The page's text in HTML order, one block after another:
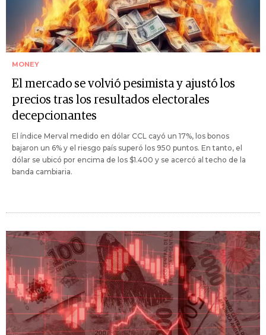
MONEY
El mercado se volvió pesimista y ajustó los
precios tras los resultados electorales
decepcionantes
El índice Merval medido en dólar CCL cayó un 17%, los bonos
bajaron un 6% y el riesgo país superó los 950 puntos. En tanto, el
dólar se ubicó por encima de los $1.400 y se acercó al techo de la
banda cambiaria.